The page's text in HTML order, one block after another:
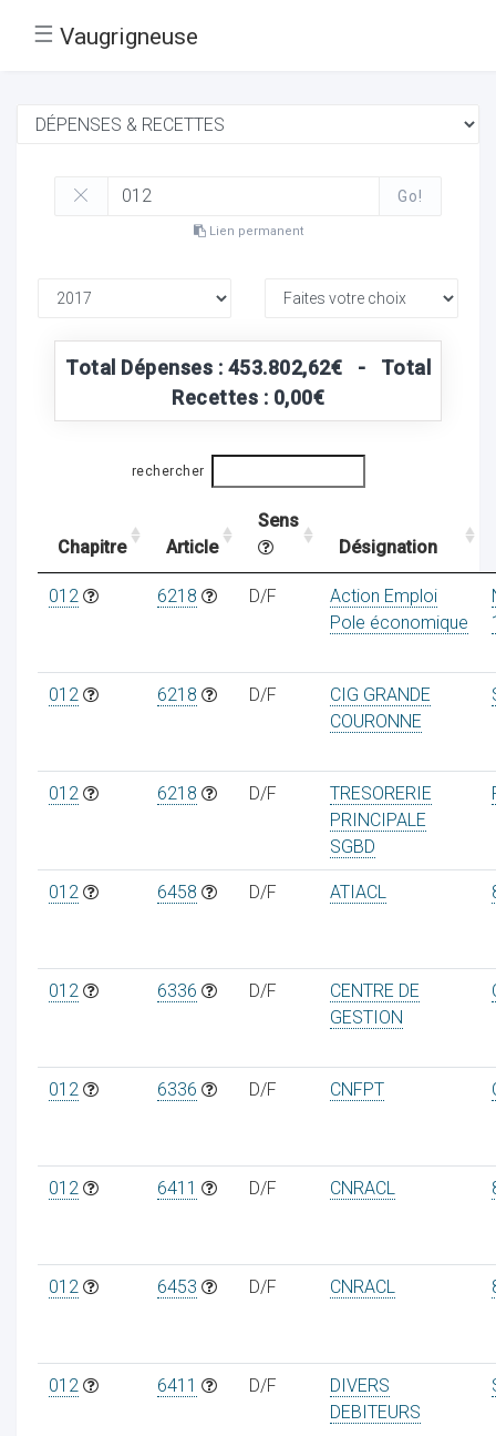
☰ Vaugrigneuse
Go!
Lien permanent
Total Dépenses : 453.802,62€ - Total
Recettes : 0,00€
rechercher
Chapitre Article
Sens
Désignation
012 6218 D/F
Action Emploi
Pole économique
012 6218 D/F
CIG GRANDE
COURONNE
012 6218 D/F
TRESORERIE
PRINCIPALE
SGBD
012 6458 D/F ATIACL
012 6336 D/F
CENTRE DE
GESTION
012 6336 D/F CNFPT
012 6411 D/F CNRACL
012 6453 D/F CNRACL
012 6411 D/F
DIVERS
DEBITEURS